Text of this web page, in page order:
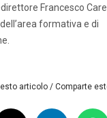
Francesco
formativa e di
articolo / Comparte